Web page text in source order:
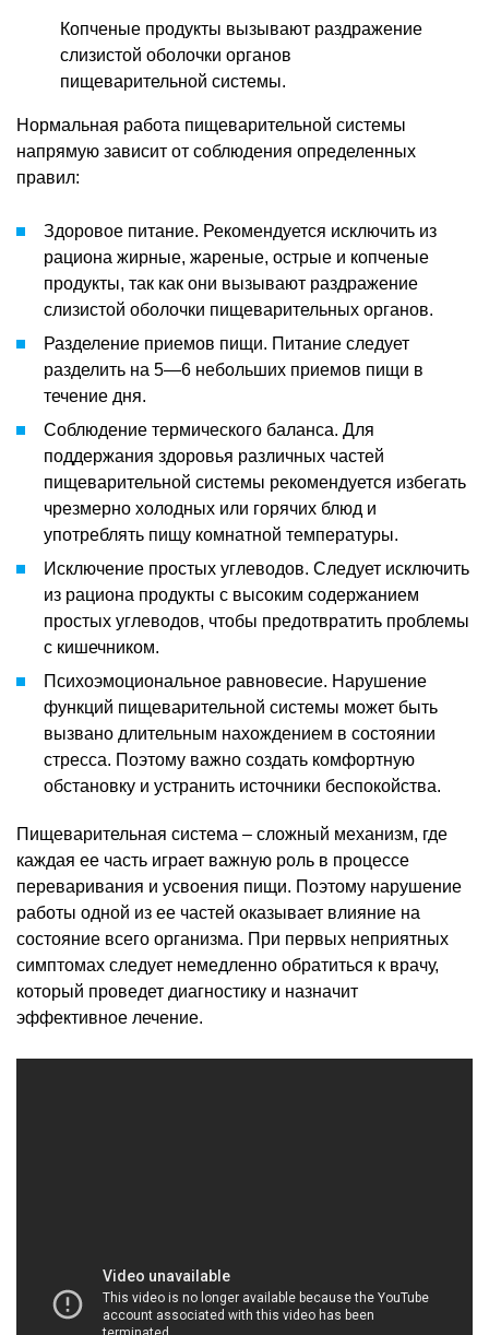
Копченые продукты вызывают раздражение
слизистой оболочки органов
пищеварительной системы.
Нормальная работа пищеварительной системы
напрямую зависит от соблюдения определенных
правил:
Здоровое питание. Рекомендуется исключить из
рациона жирные, жареные, острые и копченые
продукты, так как они вызывают раздражение
слизистой оболочки пищеварительных органов.
Разделение приемов пищи. Питание следует
разделить на 5—6 небольших приемов пищи в
течение дня.
Соблюдение термического баланса. Для
поддержания здоровья различных частей
пищеварительной системы рекомендуется избегать
чрезмерно холодных или горячих блюд и
употреблять пищу комнатной температуры.
Исключение простых углеводов. Следует исключить
из рациона продукты с высоким содержанием
простых углеводов, чтобы предотвратить проблемы
с кишечником.
Психоэмоциональное равновесие. Нарушение
функций пищеварительной системы может быть
вызвано длительным нахождением в состоянии
стресса. Поэтому важно создать комфортную
обстановку и устранить источники беспокойства.
Пищеварительная система – сложный механизм, где
каждая ее часть играет важную роль в процессе
переваривания и усвоения пищи. Поэтому нарушение
работы одной из ее частей оказывает влияние на
состояние всего организма. При первых неприятных
симптомах следует немедленно обратиться к врачу,
который проведет диагностику и назначит
эффективное лечение.